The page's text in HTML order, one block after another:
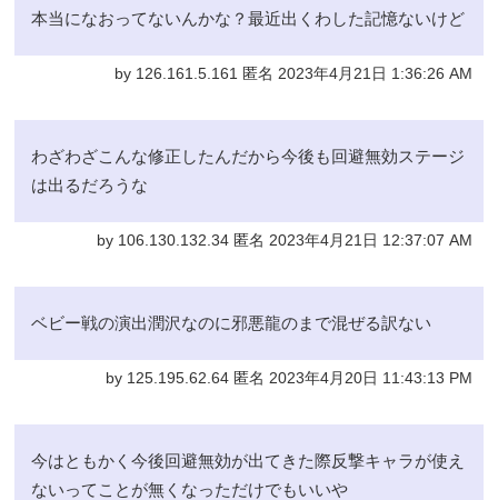
本当になおってないんかな？最近出くわした記憶ないけど
by 126.161.5.161 匿名 2023年4月21日 1:36:26 AM
わざわざこんな修正したんだから今後も回避無効ステージ
は出るだろうな
by 106.130.132.34 匿名 2023年4月21日 12:37:07 AM
ベビー戦の演出潤沢なのに邪悪龍のまで混ぜる訳ない
by 125.195.62.64 匿名 2023年4月20日 11:43:13 PM
今はともかく今後回避無効が出てきた際反撃キャラが使え
ないってことが無くなっただけでもいいや